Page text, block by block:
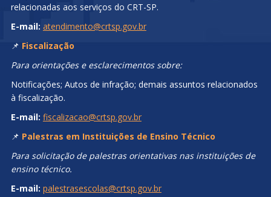
relacionadas aos serviços do CRT-SP.
E-mail: atendimento@crtsp.gov.br
📌 Fiscalização
Para orientações e esclarecimentos sobre:
Notificações; Autos de infração; demais assuntos relacionados
à fiscalização.
E-mail: fiscalizacao@crtsp.gov.br
📌 Palestras em Instituições de Ensino Técnico
Para solicitação de palestras orientativas nas instituições de
ensino técnico.
E-mail: palestrasescolas@crtsp.gov.br